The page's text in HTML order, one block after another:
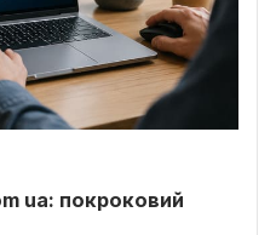
ua: покроковий